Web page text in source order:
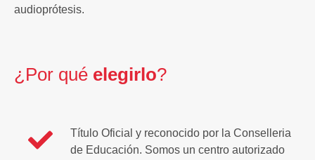
audioprótesis.
¿Por qué elegirlo?
Título Oficial y reconocido por la Conselleria
de Educación. Somos un centro autorizado